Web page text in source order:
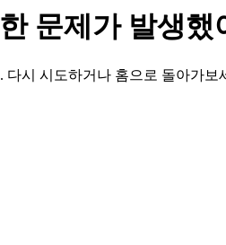
문제가 발생했
다시 시도하거나 홈으로 돌아가보